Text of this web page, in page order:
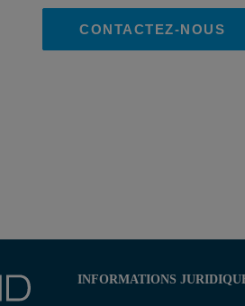
CONTACTEZ-NOUS
INFORMATIONS